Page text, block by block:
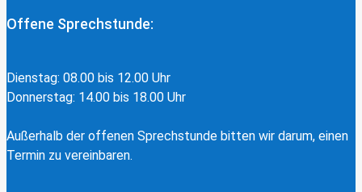
Offene Sprechstunde:
Dienstag: 08.00 bis 12.00 Uhr
Donnerstag: 14.00 bis 18.00 Uhr
Außerhalb der offenen Sprechstunde bitten wir darum, einen
Termin zu vereinbaren.